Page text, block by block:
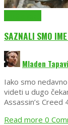
SAZNALI SMO
Mladen
Iako smo
videti u dugo
Assassin’s Creed
Read more 0